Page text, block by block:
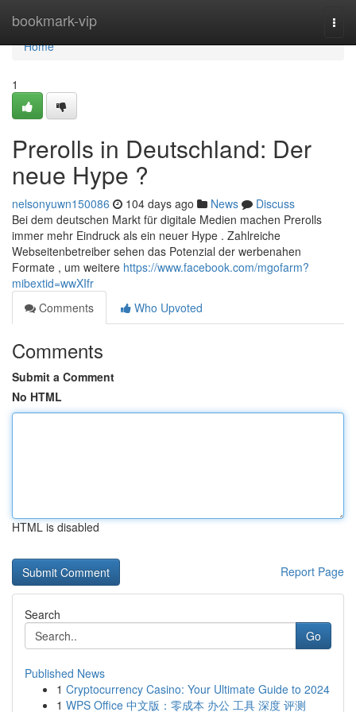
bookmark-vip
Home
Home
1
Prerolls in Deutschland: Der
neue Hype ?
nelsonyuwn150086 104 days ago News
Discuss
Bei dem deutschen Markt für digitale Medien machen Prerolls
immer mehr Eindruck als ein neuer Hype . Zahlreiche
Webseitenbetreiber sehen das Potenzial der werbenahen
Formate , um weitere https://www.facebook.com/mgofarm?
mibextid=wwXIfr
Comments
Who Upvoted
Comments
Submit a Comment
No HTML
HTML is disabled
Report Page
Search
Go
Published News
1 Cryptocurrency Casino: Your Ultimate Guide to 2024
1 WPS Office 中文版：零成本 办公 工具 深度 评测